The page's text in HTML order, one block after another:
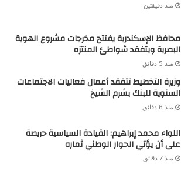
منذ دقيقتين
محافظ الإسكندرية يفتتح مخرجات مشروع الهوية
البصرية ويتفقد شواطئ المنتزه
منذ 5 دقائق
وزيرة التخطيط تتفقد أعمال فعاليات الاجتماعات
السنوية للبنك بشرم الشيخ
منذ 6 دقائق
اللواء محمد إبراهيم: القيادة السياسية حريصة
على أن يؤتي الحوار الوطني ثماره
منذ 7 دقائق